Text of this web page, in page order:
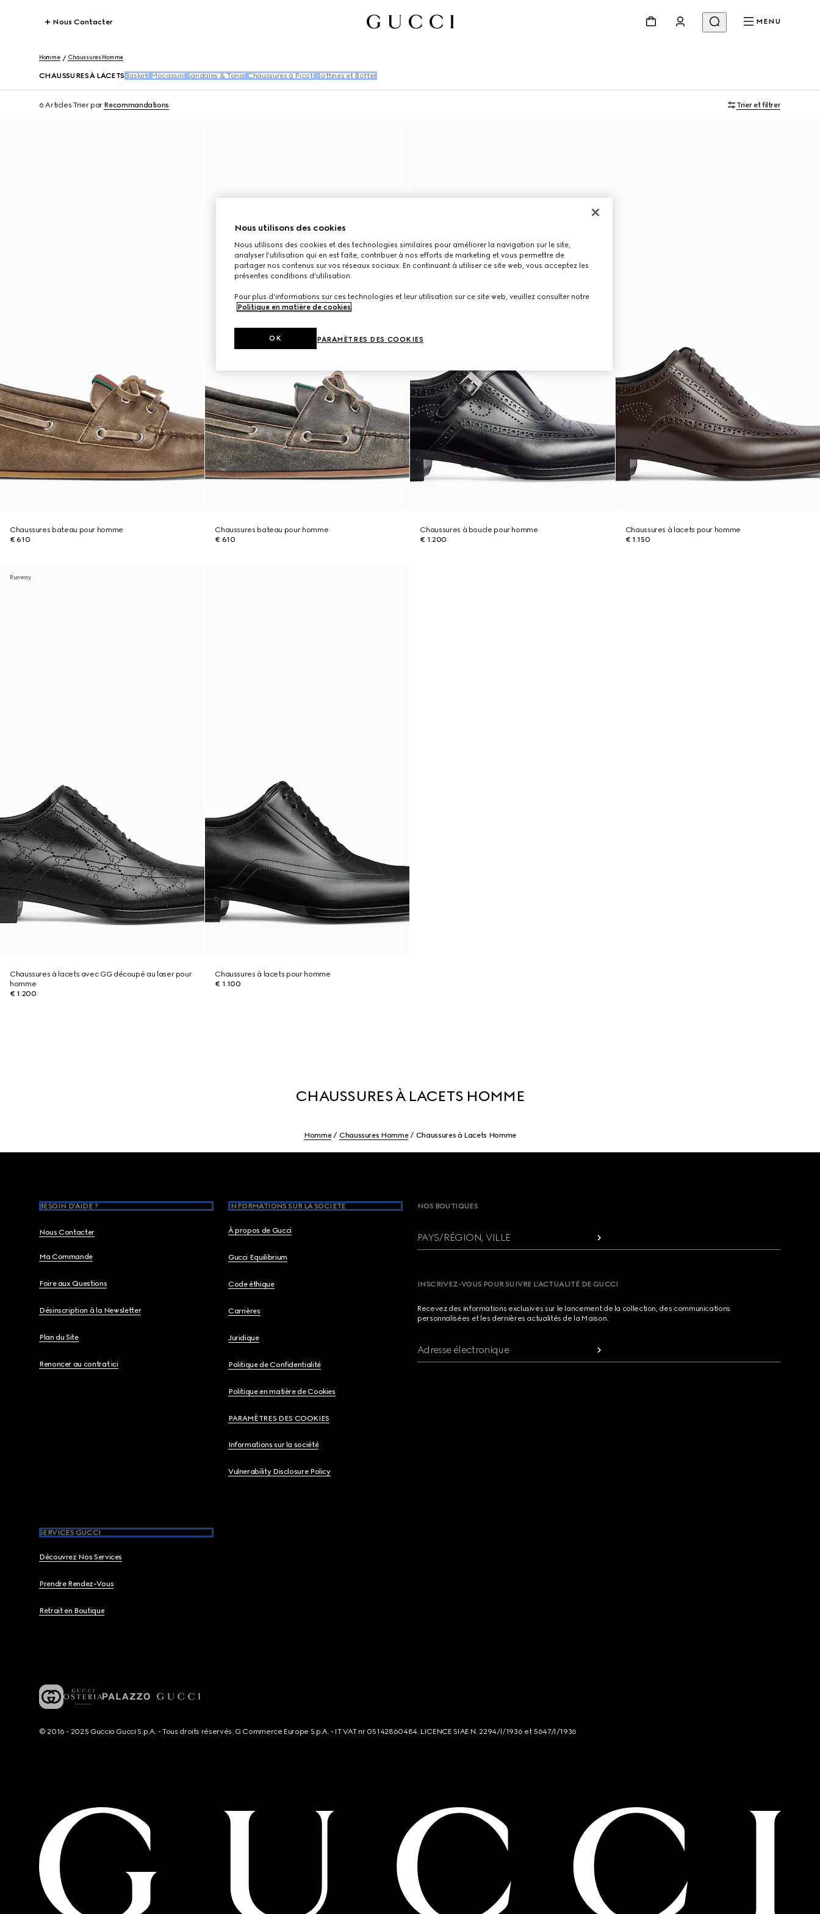
Nous Contacter MENU
Homme Chaussures Homme
CHAUSSURES À LACETS Baskets Mocassins Sandales & Tongs Chaussures à Picots Bottines et Bottes
6 Articles Trier par Recommandations Trier et filtrer
Chaussures bateau pour homme
€ 610
Chaussures bateau pour homme
€ 610
Chaussures à boucle pour homme
€ 1.200
Chaussures à lacets pour homme
€ 1.150
Runway
Chaussures à lacets avec GG découpé au laser pour
homme
€ 1.200
Chaussures à lacets pour homme
€ 1.100
CHAUSSURES À LACETS HOMME
Homme Chaussures Homme Chaussures à Lacets Homme
BESOIN D'AIDE ?
Nous Contacter
Ma Commande
Foire aux Questions
Désinscription à la Newsletter
Plan du Site
Renoncer au contrat ici
INFORMATIONS SUR LA SOCIETE
À propos de Gucci
Gucci Equilibrium
Code éthique
Carrières
Juridique
Politique de Confidentialité
Politique en matière de Cookies
PARAMÈTRES DES COOKIES
Informations sur la société
Vulnerability Disclosure Policy
SERVICES GUCCI
Découvrez Nos Services
Prendre Rendez-Vous
Retrait en Boutique
NOS BOUTIQUES
PAYS/RÉGION, VILLE
INSCRIVEZ-VOUS POUR SUIVRE L’ACTUALITÉ DE GUCCI
Recevez des informations exclusives sur le lancement de la collection, des communications
personnalisées et les dernières actualités de la Maison.
Adresse électronique
© 2016 - 2025 Guccio Gucci S.p.A. - Tous droits réservés. G Commerce Europe S.p.A. - IT VAT nr 05142860484. LICENCE SIAE N. 2294/I/1936 et 5647/I/1936
Nous utilisons des cookies
Nous utilisons des cookies et des technologies similaires pour améliorer la navigation sur le site,
analyser l'utilisation qui en est faite, contribuer à nos efforts de marketing et vous permettre de
partager nos contenus sur vos réseaux sociaux. En continuant à utiliser ce site web, vous acceptez les
présentes conditions d'utilisation.
Pour plus d'informations sur ces technologies et leur utilisation sur ce site web, veuillez consulter notre
Politique en matière de cookies
PARAMÈTRES DES COOKIES
OK